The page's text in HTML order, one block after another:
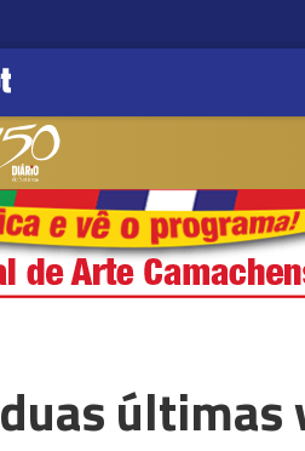
últimas